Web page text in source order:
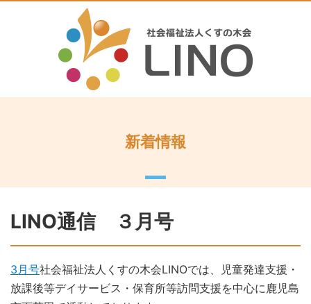
新着情報
LINO通信 ３月号
3月号社会福祉法人くすの木会LINOでは、児童発達支援・
放課後等デイサービス・保育所等訪問支援を中心に鹿児島